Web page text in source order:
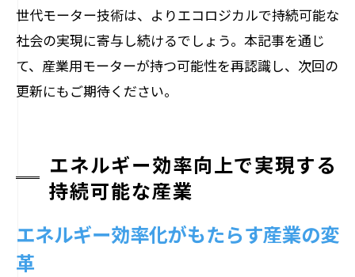
世代モーター技術は、よりエコロジカルで持続可能な
社会の実現に寄与し続けるでしょう。本記事を通じ
て、産業用モーターが持つ可能性を再認識し、次回の
更新にもご期待ください。
エネルギー効率向上で実現する
持続可能な産業
エネルギー効率化がもたらす産業の変
革